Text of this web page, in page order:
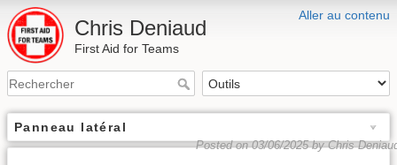
Aller au contenu
Chris Deniaud
First Aid for Teams
Panneau latéral
Posted on 03/06/2025 by Chris